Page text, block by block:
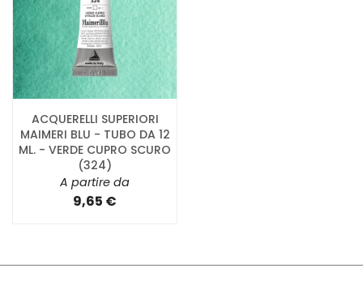
ACQUERELLI SUPERIORI
MAIMERI BLU - TUBO DA 12
ML. - VERDE CUPRO SCURO
(324)
A partire da
9,65 €